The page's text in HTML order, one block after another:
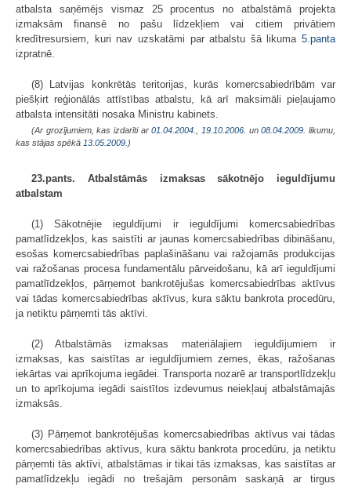
atbalsta saņēmējs vismaz 25 procentus no atbalstāmā projekta
izmaksām finansē no pašu līdzekļiem vai citiem privātiem
kredītresursiem, kuri nav uzskatāmi par atbalstu šā likuma 5.panta
izpratnē.
(8) Latvijas konkrētās teritorijas, kurās komercsabiedrībām var
piešķirt reģionālās attīstības atbalstu, kā arī maksimāli pieļaujamo
atbalsta intensitāti nosaka Ministru kabinets.
(Ar grozījumiem, kas izdarīti ar01.04.2004. 19.10.2006. un08.04.2009 . likumu,
kas stājas spēkā 13.05.2009. )
23.pants. Atbalstāmās izmaksas sākotnējo ieguldījumu
atbalstam
(1) Sākotnējie ieguldījumi ir ieguldījumi komercsabiedrības
pamatlīdzekļos, kas saistīti ar jaunas komercsabiedrības dibināšanu,
esošas komercsabiedrības paplašināšanu vai ražojamās produkcijas
vai ražošanas procesa fundamentālu pārveidošanu, kā arī ieguldījumi
pamatlīdzekļos, pārņemot bankrotējušas komercsabiedrības aktīvus
vai tādas komercsabiedrības aktīvus, kura sāktu bankrota procedūru,
ja netiktu pārņemti tās aktīvi.
(2) Atbalstāmās izmaksas materiālajiem ieguldījumiem ir
izmaksas, kas sais­tītas ar ieguldījumiem zemes, ēkas, ražošanas
iekārtas vai aprīkojuma iegādei. Transporta nozarē ar transportlīdzekļu
un to aprīkojuma iegādi saistītos izdevumus neiekļauj atbalstāmajās
izmaksās.
(3) Pārņemot bankrotējušas komercsabiedrības aktīvus vai tādas
komercsabiedrības aktīvus, kura sāktu bankrota procedūru, ja netiktu
pārņemti tās aktīvi, atbalstāmas ir tikai tās izmaksas, kas saistītas ar
pamatlīdzekļu iegādi no trešajām personām saskaņā ar tirgus